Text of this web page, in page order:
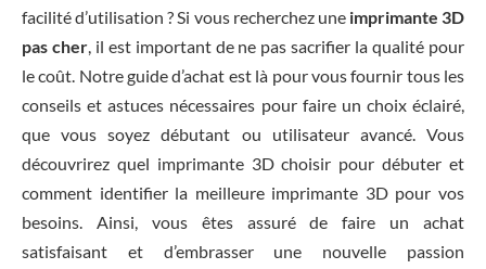
facilité d’utilisation ? Si vous recherchez une imprimante 3D
pas cher, il est important de ne pas sacrifier la qualité pour
le coût. Notre guide d’achat est là pour vous fournir tous les
conseils et astuces nécessaires pour faire un choix éclairé,
que vous soyez débutant ou utilisateur avancé. Vous
découvrirez quel imprimante 3D choisir pour débuter et
comment identifier la meilleure imprimante 3D pour vos
besoins. Ainsi, vous êtes assuré de faire un achat
satisfaisant et d’embrasser une nouvelle passion